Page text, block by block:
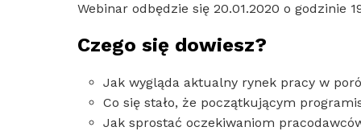
Webinar odbędzie się 20.01.2020 o godzinie
Czego się dowiesz?
Jak wygląda aktualny rynek pracy w
Co się stało, że początkującym
Jak sprostać oczekiwaniom